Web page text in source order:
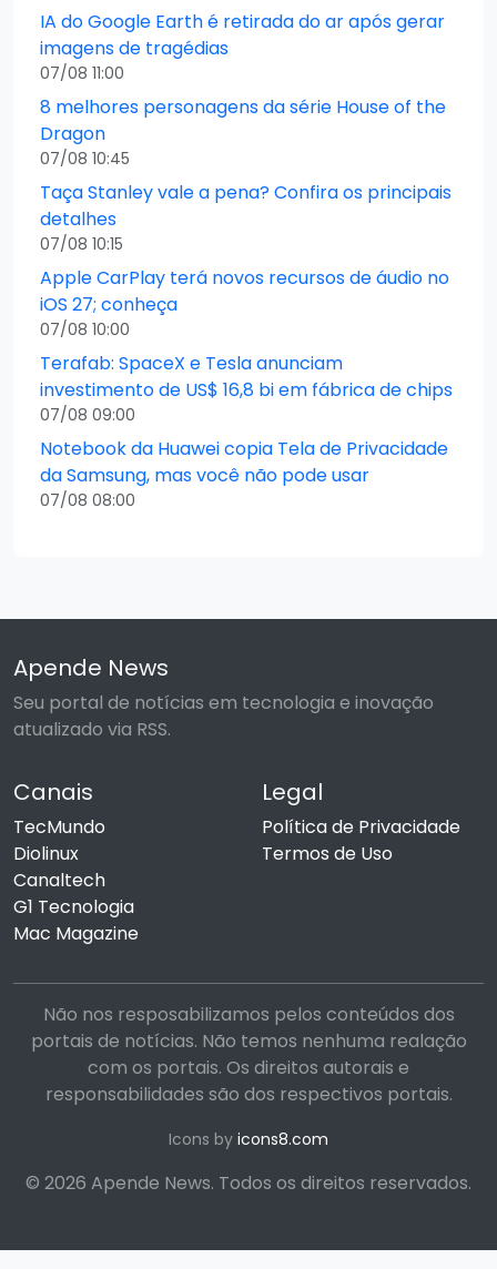
IA do Google Earth é retirada do ar após gerar
imagens de tragédias
07/08 11:00
8 melhores personagens da série House of the
Dragon
07/08 10:45
Taça Stanley vale a pena? Confira os principais
detalhes
07/08 10:15
Apple CarPlay terá novos recursos de áudio no
iOS 27; conheça
07/08 10:00
Terafab: SpaceX e Tesla anunciam
investimento de US$ 16,8 bi em fábrica de chips
07/08 09:00
Notebook da Huawei copia Tela de Privacidade
da Samsung, mas você não pode usar
07/08 08:00
Apende News
Seu portal de notícias em tecnologia e inovação
atualizado via RSS.
Canais
TecMundo
Diolinux
Canaltech
G1 Tecnologia
Mac Magazine
Legal
Política de Privacidade
Termos de Uso
Não nos resposabilizamos pelos conteúdos dos
portais de notícias. Não temos nenhuma realação
com os portais. Os direitos autorais e
responsabilidades são dos respectivos portais.
Icons by icons8.com
© 2026 Apende News. Todos os direitos reservados.